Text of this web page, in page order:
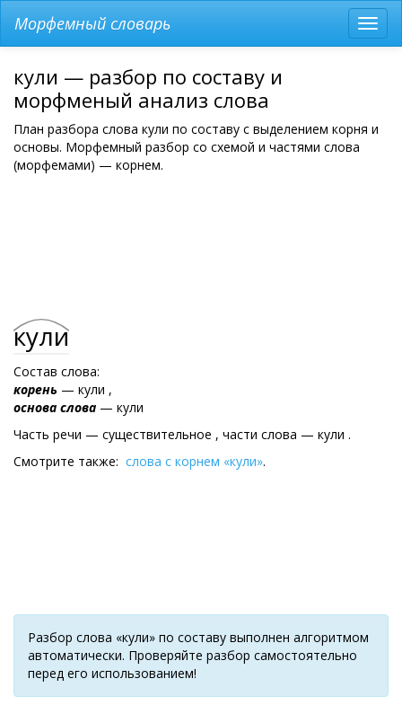
меню
Морфемный словарь
кули — разбор по составу и
морфменый анализ слова
План разбора слова кули по составу с выделением корня и
основы. Морфемный разбор со схемой и частями слова
(морфемами) — корнем.
кули
Состав слова:
корень — кули ,
основа слова — кули
Часть речи — существительное , части слова — кули .
Смотрите также: слова с корнем «кули».
Разбор слова «кули» по составу выполнен алгоритмом
автоматически. Проверяйте разбор самостоятельно
перед его использованием!